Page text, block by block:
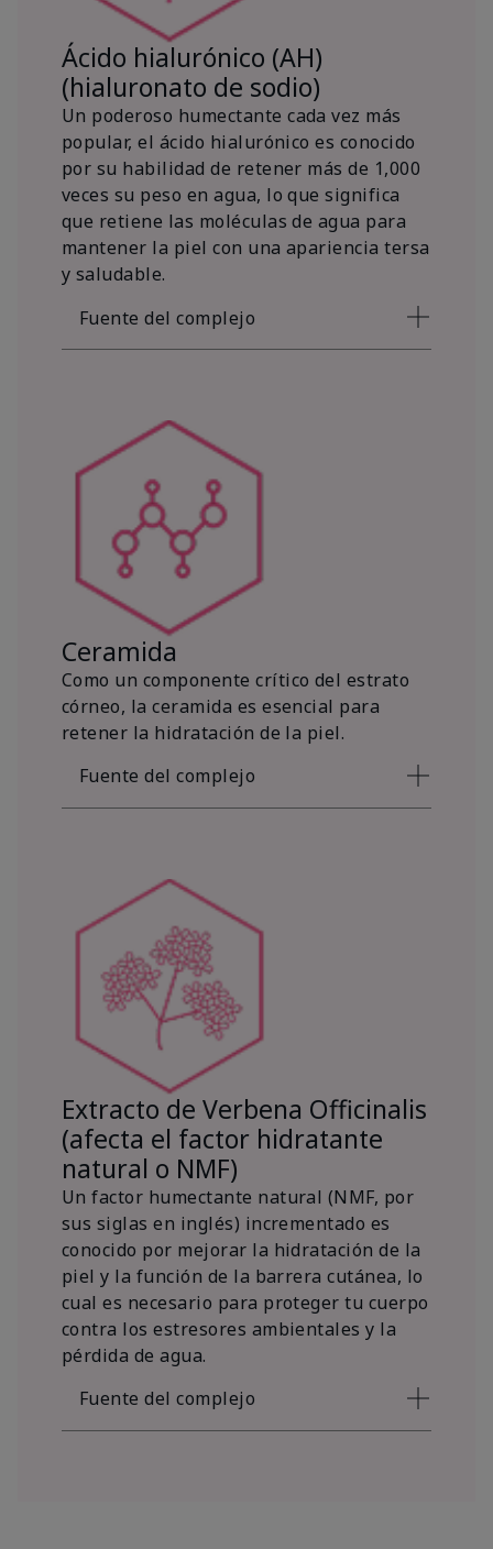
Ácido hialurónico (AH)
(hialuronato de sodio)
Un poderoso humectante cada vez más
popular, el ácido hialurónico es conocido
por su habilidad de retener más de 1,000
veces su peso en agua, lo que significa
que retiene las moléculas de agua para
mantener la piel con una apariencia tersa
y saludable.
Fuente del complejo
Ceramida
Como un componente crítico del estrato
córneo, la ceramida es esencial para
retener la hidratación de la piel.
Fuente del complejo
Extracto de Verbena Officinalis
(afecta el factor hidratante
natural o NMF)
Un factor humectante natural (NMF, por
sus siglas en inglés) incrementado es
conocido por mejorar la hidratación de la
piel y la función de la barrera cutánea, lo
cual es necesario para proteger tu cuerpo
contra los estresores ambientales y la
pérdida de agua.
Fuente del complejo